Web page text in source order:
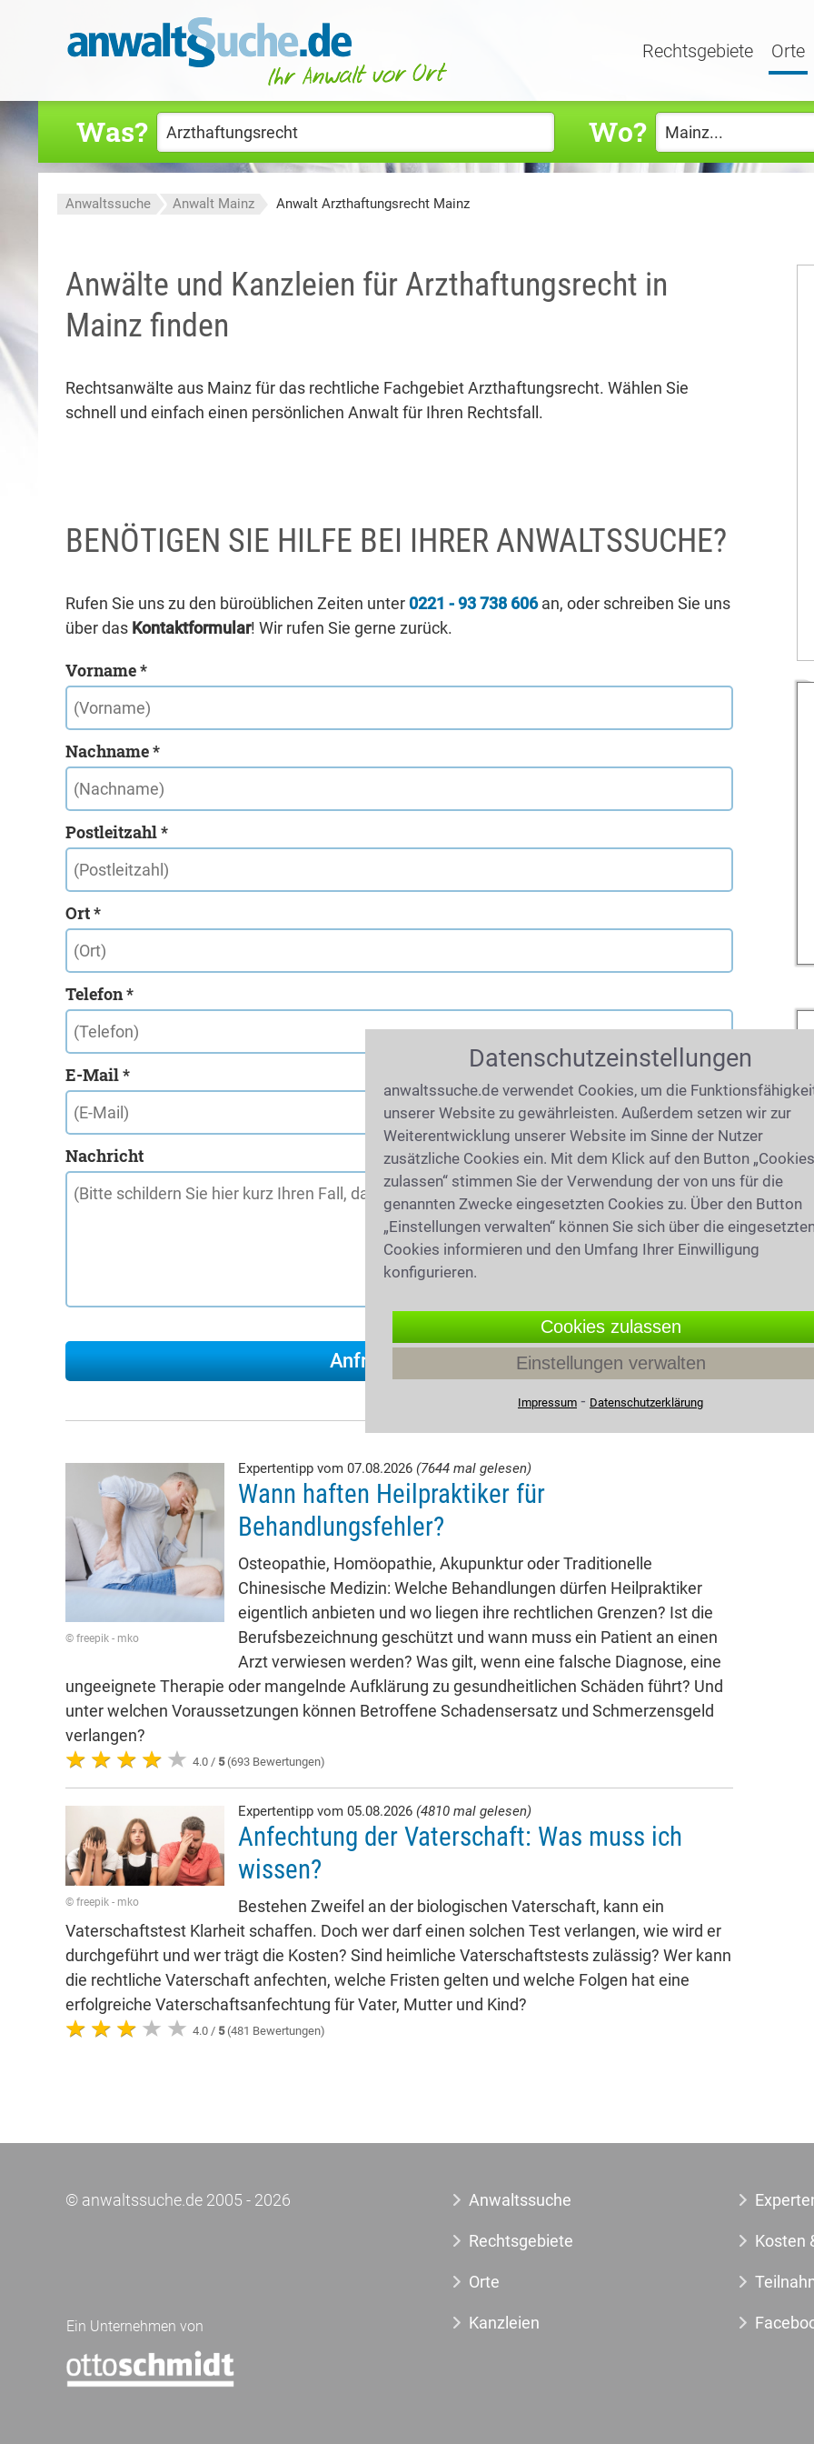
Rechtsgebiete Orte
Was? Wo?
Anwaltssuche Anwalt Mainz Anwalt Arzthaftungsrecht Mainz
Anwälte und Kanzleien für Arzthaftungsrecht in
Mainz finden
Rechtsanwälte aus Mainz für das rechtliche Fachgebiet Arzthaftungsrecht. Wählen Sie
schnell und einfach einen persönlichen Anwalt für Ihren Rechtsfall.
BENÖTIGEN SIE HILFE BEI IHRER ANWALTSSUCHE?
Rufen Sie uns zu den büroüblichen Zeiten unter 0221 - 93 738 606an, oder schreiben Sie uns
über das Kontaktformular! Wir rufen Sie gerne zurück.
Vorname *
Nachname *
Postleitzahl *
Ort *
Telefon *
E-Mail *
Nachricht
© freepik - mko
Expertentipp vom 07.08.2026 (7644 mal gelesen)
Wann haften Heilpraktiker für
Behandlungsfehler?
Osteopathie, Homöopathie, Akupunktur oder Traditionelle
Chinesische Medizin: Welche Behandlungen dürfen Heilpraktiker
eigentlich anbieten und wo liegen ihre rechtlichen Grenzen? Ist die
Berufsbezeichnung geschützt und wann muss ein Patient an einen
Arzt verwiesen werden? Was gilt, wenn eine falsche Diagnose, eine
ungeeignete Therapie oder mangelnde Aufklärung zu gesundheitlichen Schäden führt? Und
unter welchen Voraussetzungen können Betroffene Schadensersatz und Schmerzensgeld
verlangen?
4.0 / 5(693 Bewertungen)
© freepik - mko
Expertentipp vom 05.08.2026 (4810 mal gelesen)
Anfechtung der Vaterschaft: Was muss ich
wissen?
Bestehen Zweifel an der biologischen Vaterschaft, kann ein
Vaterschaftstest Klarheit schaffen. Doch wer darf einen solchen Test verlangen, wie wird er
durchgeführt und wer trägt die Kosten? Sind heimliche Vaterschaftstests zulässig? Wer kann
die rechtliche Vaterschaft anfechten, welche Fristen gelten und welche Folgen hat eine
erfolgreiche Vaterschaftsanfechtung für Vater, Mutter und Kind?
4.0 / 5(481 Bewertungen)
© anwaltssuche.de 2005 - 2026
Ein Unternehmen von
Anwaltssuche
Rechtsgebiete
Orte
Kanzleien
Kosten
Datenschutzeinstellungen
anwaltssuche.de verwendet Cookies, um die
unserer Website zu gewährleisten. Außerdem setzen wir zur
Weiterentwicklung unserer Website im Sinne der Nutzer
zusätzliche Cookies ein. Mit dem Klick auf den Button „Cookies
zulassen“ stimmen Sie der Verwendung der von uns für die
genannten Zwecke eingesetzten Cookies zu. Über den Button
„Einstellungen verwalten“ können Sie sich über die
Cookies informieren und den Umfang Ihrer Einwilligung
konfigurieren.
Cookies zulassen
Einstellungen verwalten
Impressum ⁃ Datenschutzerklärung